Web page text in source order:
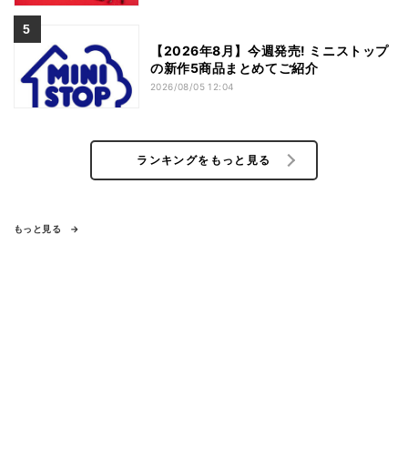
【2026年8月】今週発売! ミニストップ
の新作5商品まとめてご紹介
2026/08/05 12:04
ランキングをもっと見る
もっと見る